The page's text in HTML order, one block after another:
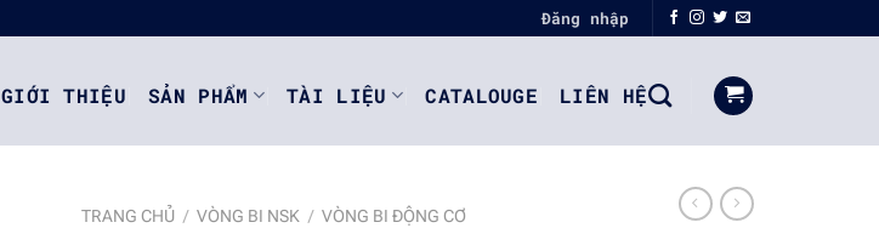
Đăng nhập
GIỚI THIỆU SẢN PHẨM TÀI LIỆU CATALOUGE LIÊN HỆ
TRANG CHỦ / VÒNG BI NSK / VÒNG BI ĐỘNG CƠ